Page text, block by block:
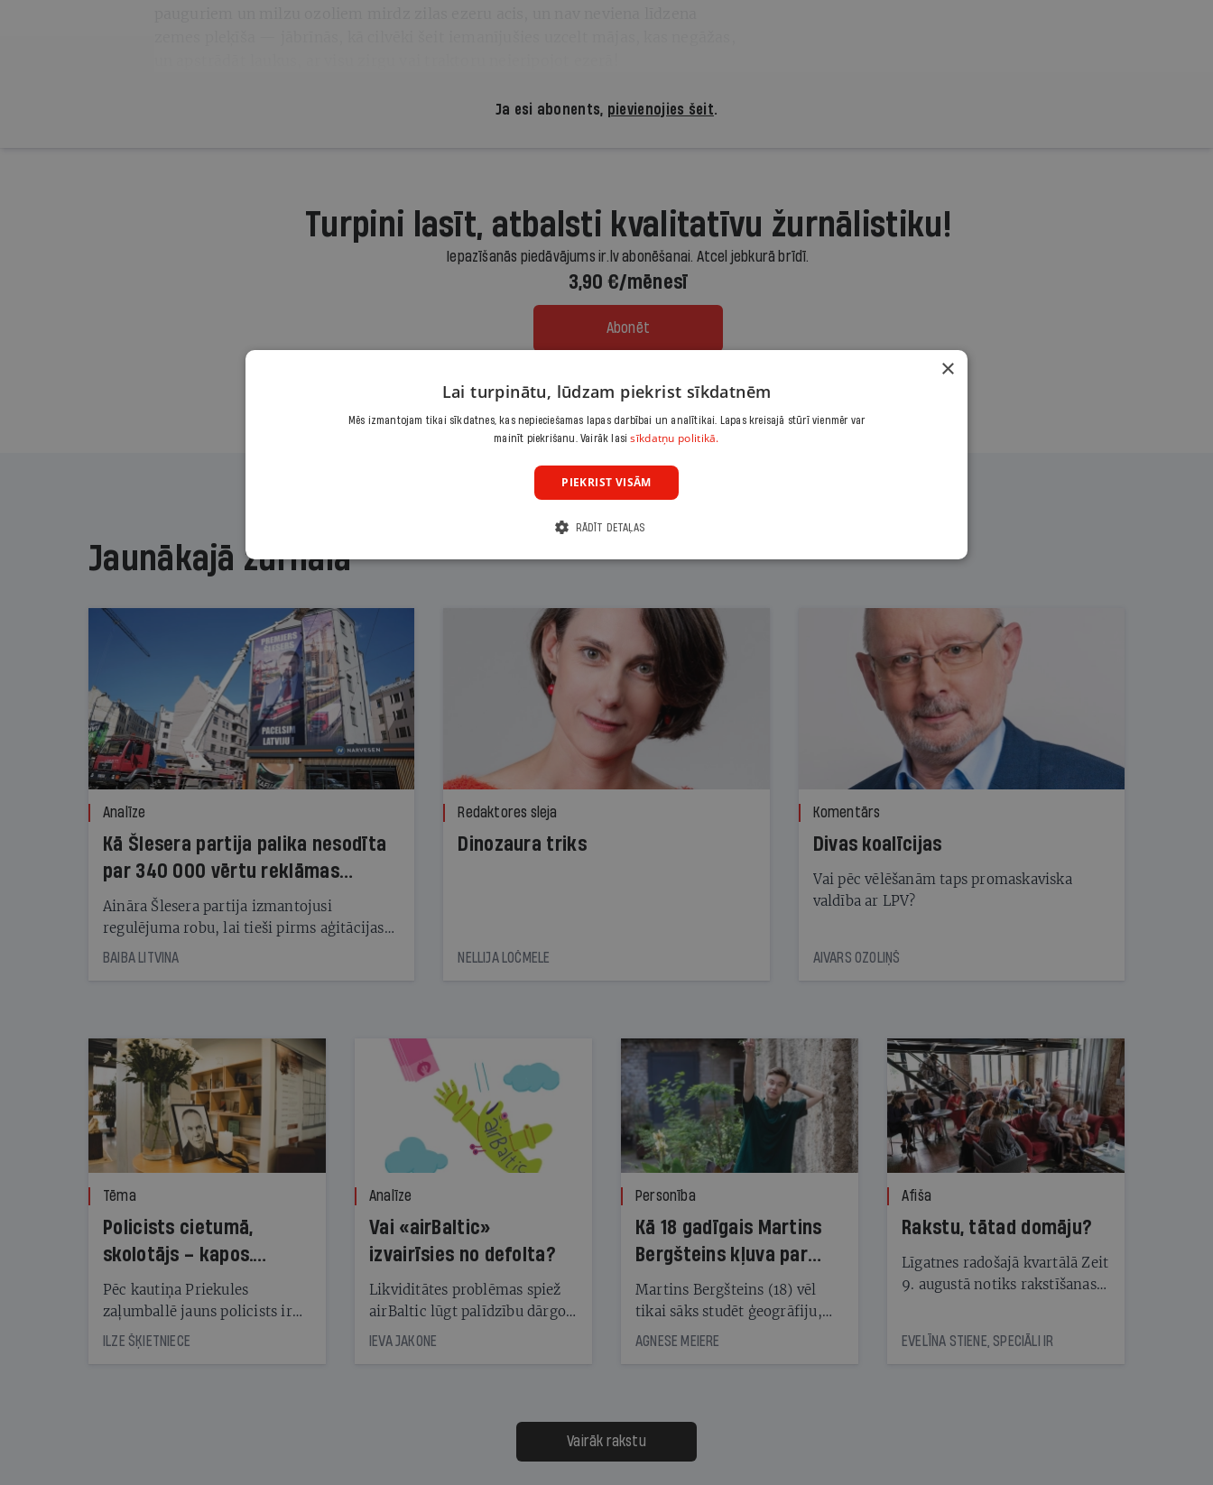
Ja esi abonents, pievienojies šeit.
Turpini lasīt, atbalsti kvalitatīvu žurnālistiku!
Iepazīšanās piedāvājums ir.lv abonēšanai. Atcel jebkurā brīdī.
3,90 €/mēnesī
Abonēt
Citas abonēšanas iespējas meklē šeit
Jaunākajā žurnālā
Analīze
Kā Šlesera partija palika nesodīta
par 340 000 vērtu reklāmas
kampaņu
Aināra Šlesera partija izmantojusi
regulējuma robu, lai tieši pirms aģitācijas
starta izreklamētos par summu, kas
BAIBA LITVINA
Redaktores sleja
Dinozaura triks
NELLIJA LOČMELE
Komentārs
Divas koalīcijas
Vai pēc vēlēšanām taps promaskaviska
valdība ar LPV?
AIVARS OZOLIŅŠ
Tēma
Policists cietumā,
skolotājs – kapos.
Reibuma cena Priekulē
Pēc kautiņa Priekules
zaļumballē jauns policists ir
nonācis cietumā, bet
cienījams pedagogs — kapos.
ILZE ŠĶIETNIECE
Analīze
Vai «airBaltic»
izvairīsies no defolta?
Likviditātes problēmas spiež
airBaltic lūgt palīdzību dārgo
obligāciju turētājiem, taču
samaksāt augstos procentus,
kas jāpārskaita jau trīs dienas
pirms nākamās sapulces
IEVA JAKONE
Personība
Kā 18 gadīgais Martins
Bergšteins kļuva par
laika ziņu seju?
Martins Bergšteins (18) vēl
tikai sāks studēt ģeogrāfiju,
bet viņa sacītajam jau uzticas
uzcītīga darba, mammas
atbalsts un drosme turpināt
meteovērojumus arī tad, kad
AGNESE MEIERE
Afiša
Rakstu, tātad domāju?
Līgatnes radošajā kvartālā Zeit
9. augustā notiks rakstīšanas
EVELĪNA STIENE, SPECIĀLI IR
Vairāk rakstu
×
Lai turpinātu, lūdzam piekrist sīkdatnēm
Mēs izmantojam tikai sīkdatnes, kas nepieciešamas lapas darbībai un analītikai. Lapas kreisajā stūrī vienmēr var
mainīt piekrišanu. Vairāk lasisīkdatņu politikā.
PIEKRIST VISĀM
RĀDĪT DETAĻAS